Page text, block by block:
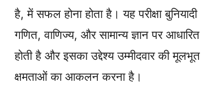
है, में सफल होना होता है। यह परीक्षा बुनियादी
गणित, वाणिज्य, और सामान्य ज्ञान पर आधारित
होती है और इसका उद्देश्य उम्मीदवार की मूलभूत
क्षमताओं का आकलन करना है।